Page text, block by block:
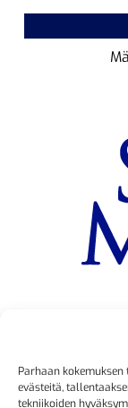
Parhaan
evästeitä,
tekniikoiden